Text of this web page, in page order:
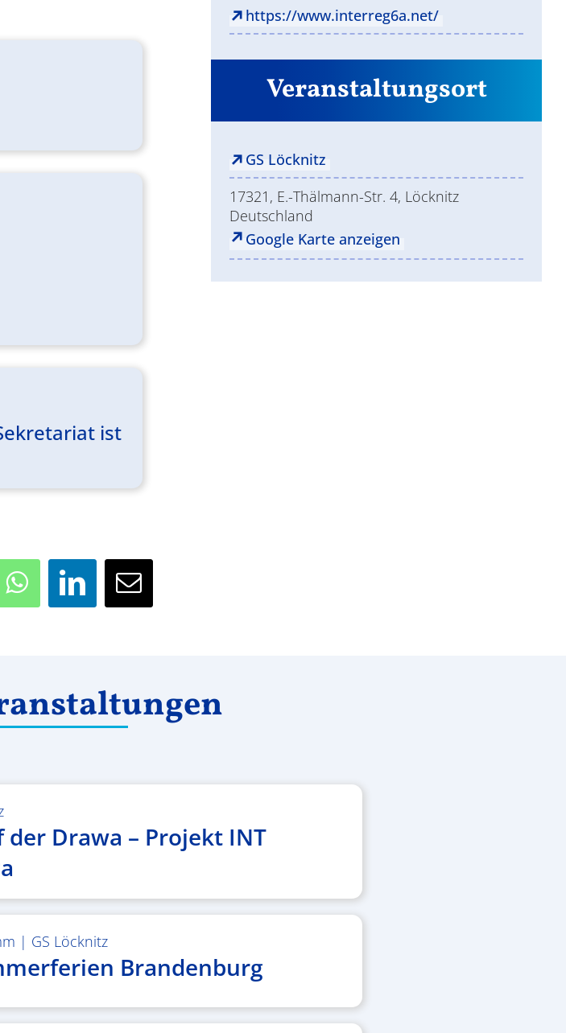
ist
WhatsApp LinkedIn
E-
https://www.interreg6a.net/
Veranstaltungsort
GS Löcknitz
17321, E.-Thälmann-Str. 4, Löcknitz
Deutschland
Google Karte anzeigen
Drawa – Projekt INT
| GS Löcknitz
Brandenburg